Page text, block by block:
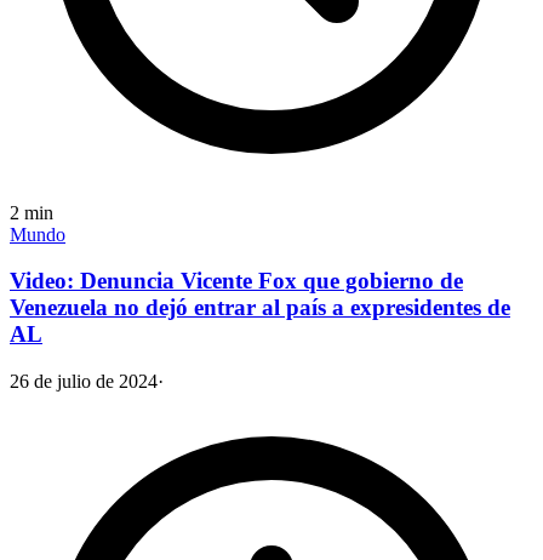
2 min
Mundo
Video: Denuncia Vicente Fox que gobierno de
Venezuela no dejó entrar al país a expresidentes de
AL
26 de julio de 2024·